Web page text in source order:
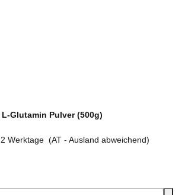
Glutamin Pulver (500g)
Werktage (AT - Ausland abweichend)